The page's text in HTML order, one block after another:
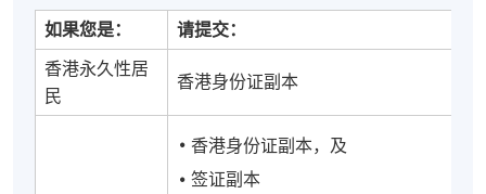
如果您是：
请提交：
香港永久性居
民
香港身份证副本
香港身份证副本，及
签证副本